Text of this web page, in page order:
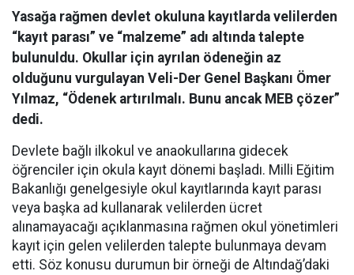
Yasağa rağmen devlet okuluna kayıtlarda velilerden
“kayıt parası” ve “malzeme” adı altında talepte
bulunuldu. Okullar için ayrılan ödeneğin az
olduğunu vurgulayan Veli-Der Genel Başkanı Ömer
Yılmaz, “Ödenek artırılmalı. Bunu ancak MEB çözer”
dedi.
Devlete bağlı ilkokul ve anaokullarına gidecek
öğrenciler için okula kayıt dönemi başladı. Milli Eğitim
Bakanlığı genelgesiyle okul kayıtlarında kayıt parası
veya başka ad kullanarak velilerden ücret
alınamayacağı açıklanmasına rağmen okul yönetimleri
kayıt için gelen velilerden talepte bulunmaya devam
etti. Söz konusu durumun bir örneği de Altındağ’daki